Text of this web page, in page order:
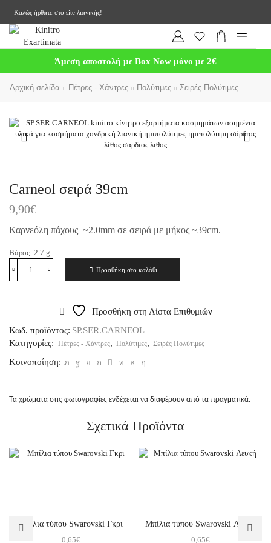
Καλώς ήρθατε στο site λιανικής!
Άμεση αποστολή με Box Now μόνο με 2€
Αρχική σελίδα Πέτρες - Χάντρες Πολύτιμες Σειρές Πολύτιμες
Carneol σειρά 39cm
9,90€
Καρνεόλη πάχους ~2.0mm σε σειρά με μήκος ~39cm.
Βάρος: 2.7 g
Προσθήκη στο καλάθι
Προσθήκη στη Λίστα Επιθυμιών
Κωδ. προϊόντος: SP.SER.CARNEOL
Κατηγορίες: Πέτρες - Χάντρες, Πολύτιμες, Σειρές Πολύτιμες
Κοινοποίηση:
Τα χρώματα στις φωτογραφίες ενδέχεται να διαφέρουν από τα πραγματικά.
Σχετικά Προϊόντα
Μπίλια τύπου Swarovski Γκρι
0,65€
Μπίλια τύπου Swarovski Λευκή
0,65€